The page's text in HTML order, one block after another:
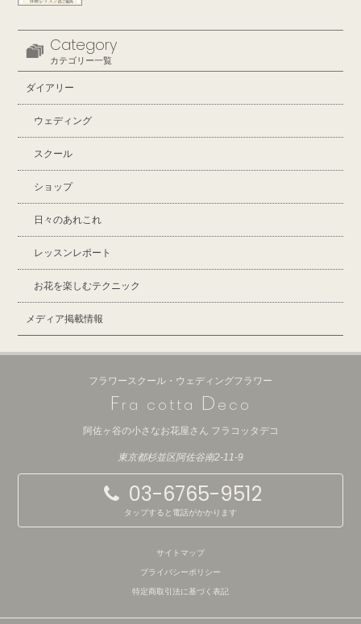
Category
カテゴリー一覧
ダイアリー
ウェディング
スクール
ショップ
日々のあれこれ
レッスンレポート
お花を楽しむテクニック
メディア掲載情報
フラワースクール・ウェディングフラワー
Fra cotta D eco
阿佐ヶ谷の小さなお花屋さん フラコッタデコ
東京都杉並区阿佐谷南2-11-9
03-6765-9512
タップすると電話がかかります
サイトマップ
プライバシーポリシー
特定商取引法に基づく表記